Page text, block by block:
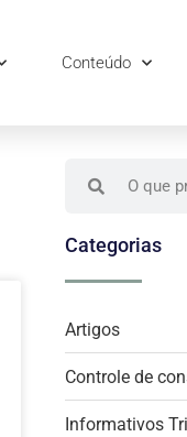
Conteúdo
Categorias
Artigos
Controle de
Informativos